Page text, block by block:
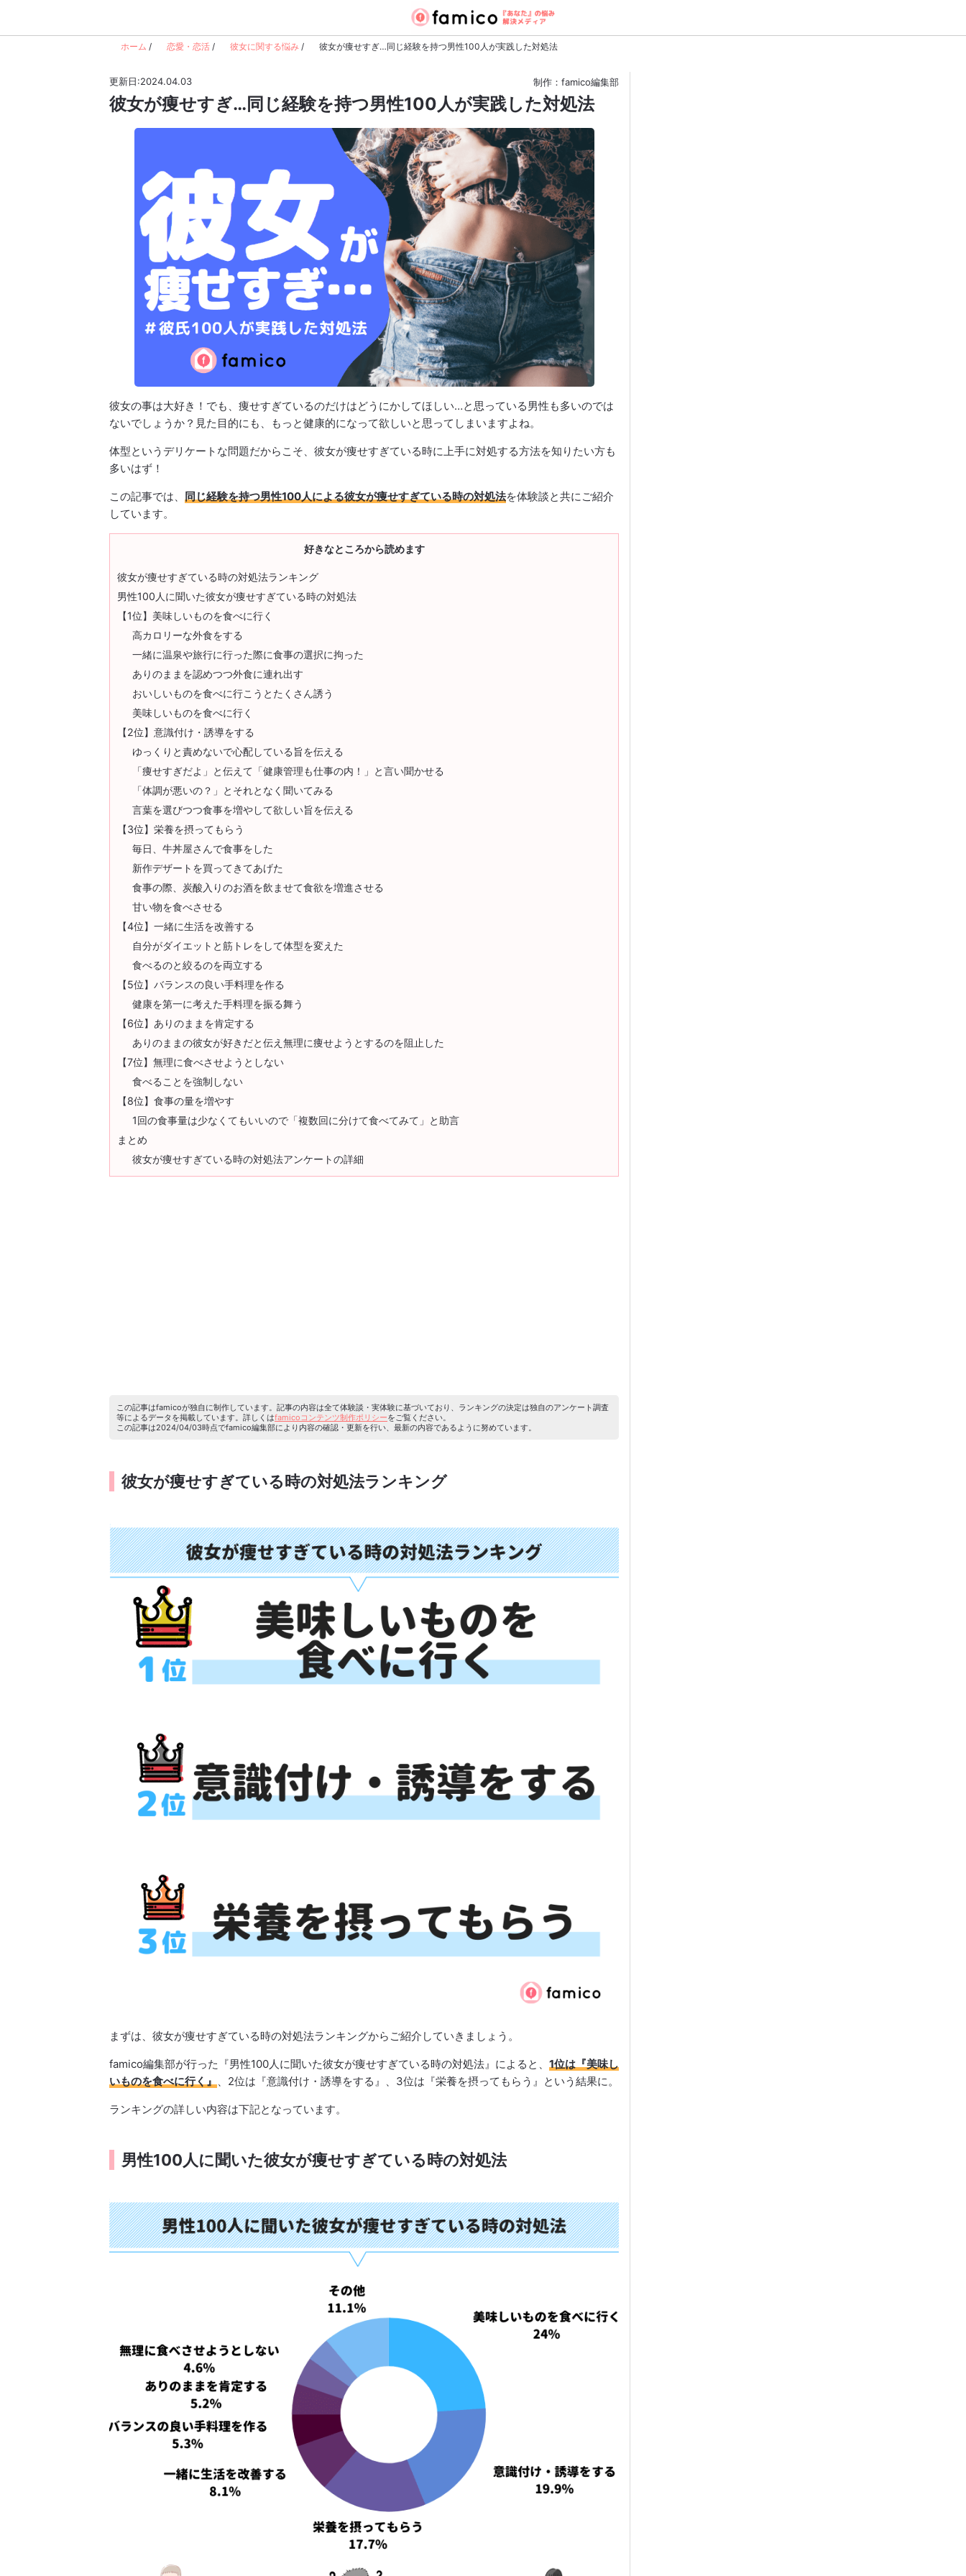
ホーム / 恋愛・恋活 / 彼女に関する悩み / 彼女が痩せすぎ…同じ経験を持つ男性100人が実践した対処法
更新日:2024.04.03 制作：famico編集部
彼女が痩せすぎ…同じ経験を持つ男性100人が実践した対処法
彼女の事は大好き！でも、痩せすぎているのだけはどうにかしてほしい…と思っている男性も多いのでは
ないでしょうか？見た目的にも、もっと健康的になって欲しいと思ってしまいますよね。
体型というデリケートな問題だからこそ、彼女が痩せすぎている時に上手に対処する方法を知りたい方も
多いはず！
この記事では、 同じ経験を持つ男性100人による彼女が痩せすぎている時の対処法を体験談と共にご紹介
しています。
好きなところから読めます
彼女が痩せすぎている時の対処法ランキング
男性100人に聞いた彼女が痩せすぎている時の対処法
【1位】美味しいものを食べに行く
高カロリーな外食をする
一緒に温泉や旅行に行った際に食事の選択に拘った
ありのままを認めつつ外食に連れ出す
おいしいものを食べに行こうとたくさん誘う
美味しいものを食べに行く
【2位】意識付け・誘導をする
ゆっくりと責めないで心配している旨を伝える
「痩せすぎだよ」と伝えて「健康管理も仕事の内！」と言い聞かせる
「体調が悪いの？」とそれとなく聞いてみる
言葉を選びつつ食事を増やして欲しい旨を伝える
【3位】栄養を摂ってもらう
毎日、牛丼屋さんで食事をした
新作デザートを買ってきてあげた
食事の際、炭酸入りのお酒を飲ませて食欲を増進させる
甘い物を食べさせる
【4位】一緒に生活を改善する
自分がダイエットと筋トレをして体型を変えた
食べるのと絞るのを両立する
【5位】バランスの良い手料理を作る
健康を第一に考えた手料理を振る舞う
【6位】ありのままを肯定する
ありのままの彼女が好きだと伝え無理に痩せようとするのを阻止した
【7位】無理に食べさせようとしない
食べることを強制しない
【8位】食事の量を増やす
1回の食事量は少なくてもいいので「複数回に分けて食べてみて」と助言
まとめ
彼女が痩せすぎている時の対処法アンケートの詳細
この記事はfamicoが独自に制作しています。記事の内容は全て体験談・実体験に基づいており、ランキングの決定は独自のアンケート調査
等によるデータを掲載しています。詳しくはfamicoコンテンツ制作ポリシーをご覧ください。
この記事は2024/04/03時点でfamico編集部により内容の確認・更新を行い、最新の内容であるように努めています。
彼女が痩せすぎている時の対処法ランキング
まずは、彼女が痩せすぎている時の対処法ランキングからご紹介していきましょう。
famico編集部が行った『男性100人に聞いた彼女が痩せすぎている時の対処法』によると、 1位は『美味し
いものを食べに行く』、2位は『意識付け・誘導をする』、3位は『栄養を摂ってもらう』という結果に。
ランキングの詳しい内容は下記となっています。
男性100人に聞いた彼女が痩せすぎている時の対処法